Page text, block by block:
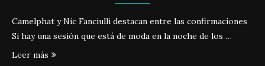
Camelphat y Nic Fanciulli destacan entre las confirmaciones
Si hay una sesión que está de moda en la noche de los …
Leer más